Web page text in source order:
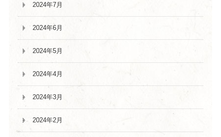
2024年7月
2024年6月
2024年5月
2024年4月
2024年3月
2024年2月